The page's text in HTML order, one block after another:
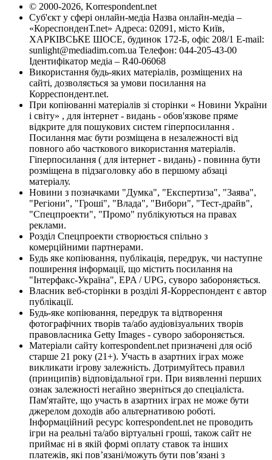
© 2000-2026, Korrespondent.net
Суб'єкт у сфері онлайн-медіа Назва онлайн-медіа –
«КореспонденТ.net» Адреса: 02091, місто Київ,
ХАРКІВСЬКЕ ШОСЕ, будинок 172-Б, офіс 208/1 E-mail:
sunlight@mediadim.com.ua Телефон: 044-205-43-00
Ідентифікатор медіа – R40-06068
Використання будь-яких матеріалів, розміщених на
сайті, дозволяється за умови посилання на
Корреспондент.net.
При копіюванні матеріалів зі сторінки « Новини України
і світу» , для інтернет - видань - обов'язкове пряме
відкрите для пошукових систем гіперпосилання .
Посилання має бути розміщена в незалежності від
повного або часткового використання матеріалів.
Гіперпосилання ( для інтернет - видань) - повинна бути
розміщена в підзаголовку або в першому абзаці
матеріалу.
Новини з позначками "Думка", "Експертиза", "Заява",
"Регіони", "Гроші", "Влада", "Вибори", "Тест-драйв",
"Спецпроекти", "Промо" публікуються на правах
реклами.
Розділ Спецпроекти створюється спільно з
комерційними партнерами.
Будь яке копіювання, публікація, передрук, чи наступне
поширення інформації, що містить посилання на
"Інтерфакс-Україна", EPA / UPG, суворо забороняється.
Власник веб-сторінки в розділі Я-Корреспондент є автор
публікації.
Будь-яке копіювання, передрук та відтворення
фотографічних творів та/або аудіовізуальних творів
правовласника Getty Images - суворо забороняється.
Матеріали сайту korrespondent.net призначені для осіб
старше 21 року (21+). Участь в азартних іграх може
викликати ігрову залежність. Дотримуйтесь правил
(принципів) відповідальної гри. При виявленні перших
ознак залежності негайно зверніться до спеціаліста.
Пам'ятайте, що участь в азартних іграх не може бути
джерелом доходів або альтернативою роботі.
Інформаційний ресурс korrespondent.net не проводить
ігри на реальні та/або віртуальні гроші, також сайт не
приймає ні в якій формі оплату ставок та інших
платежів, які пов’язані/можуть бути пов’язані з